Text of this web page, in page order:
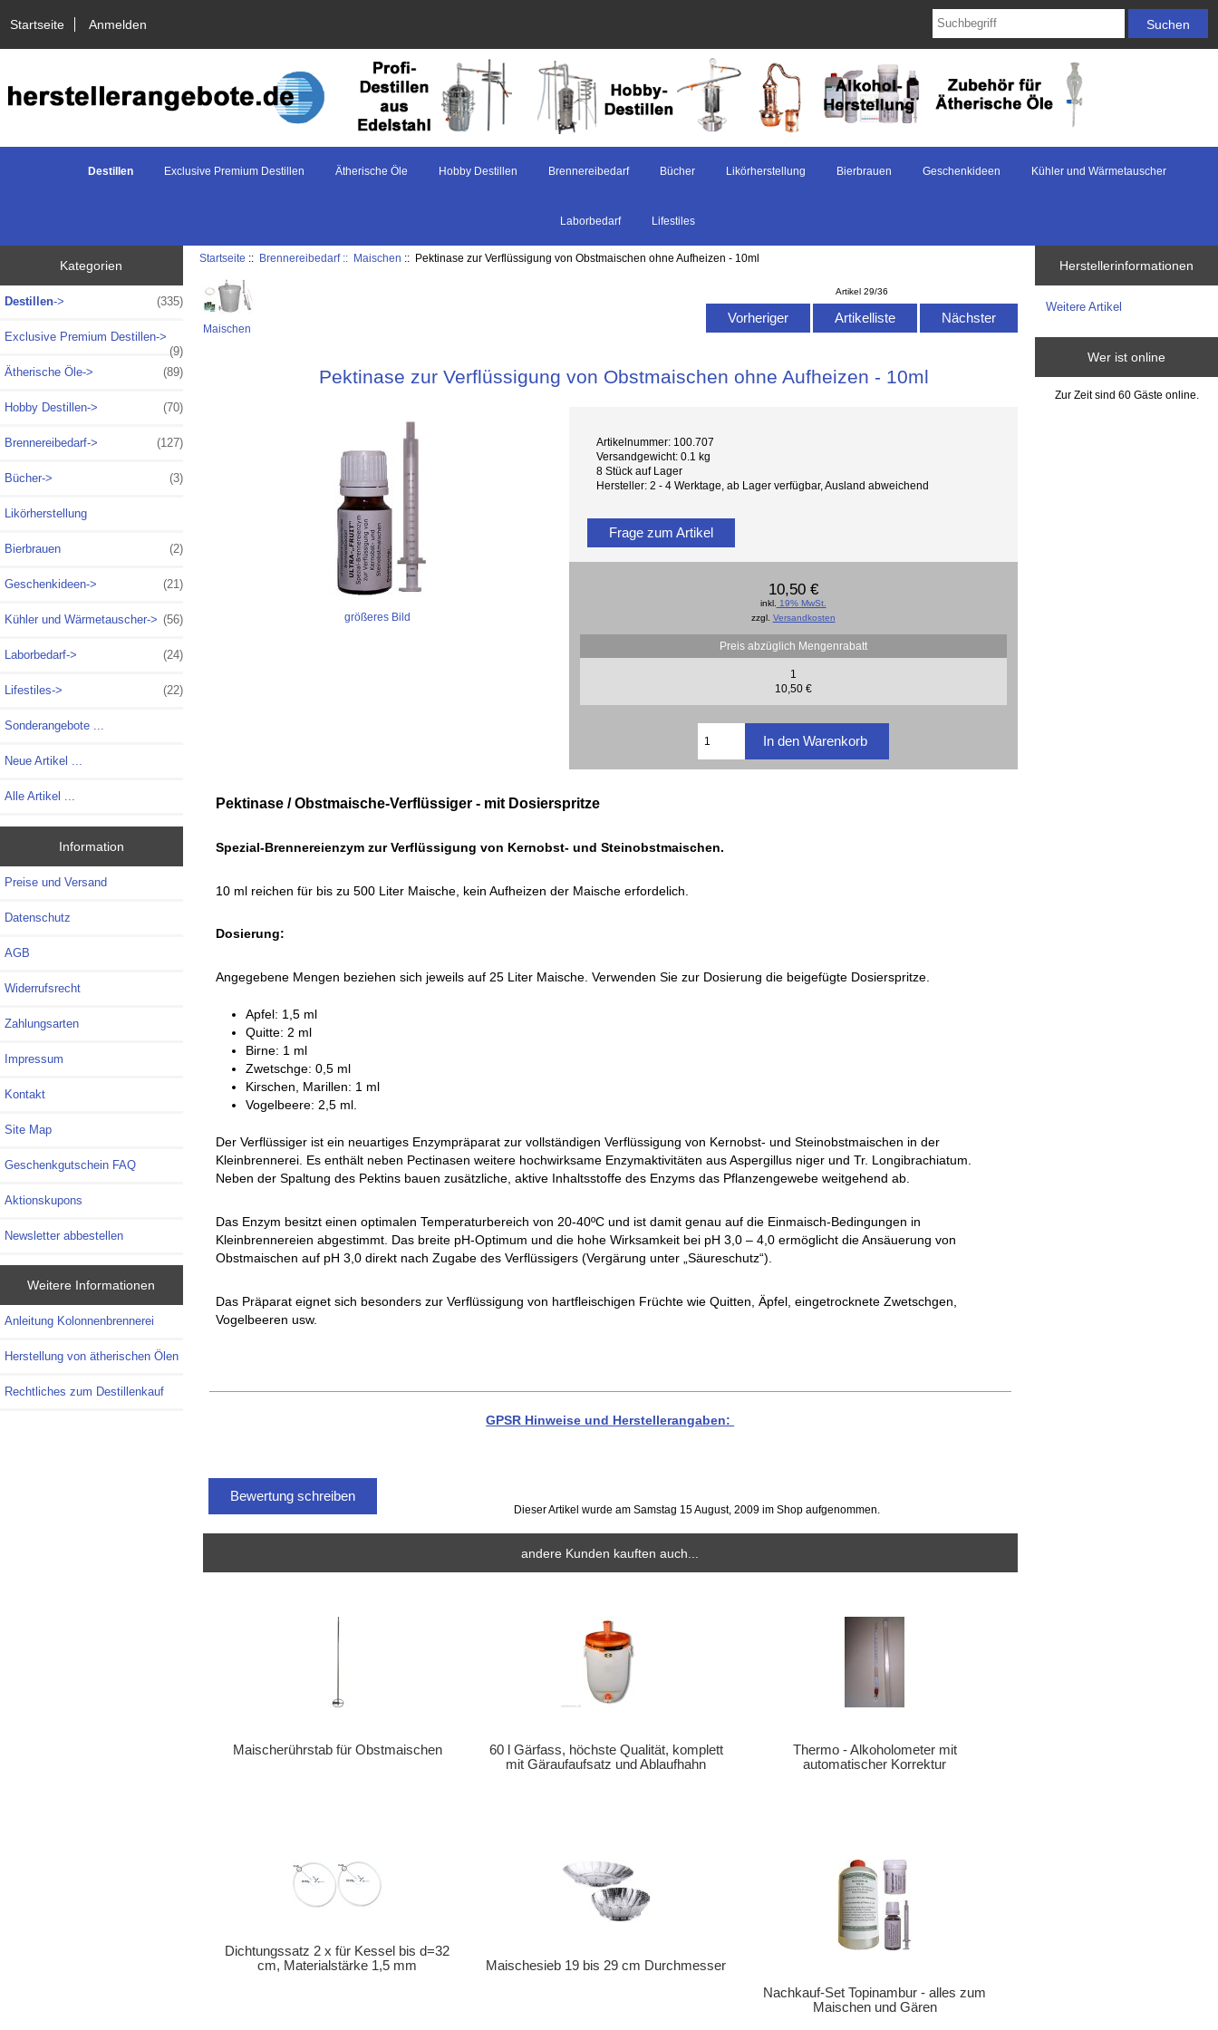
Startseite Anmelden
Destillen Exclusive Premium Destillen Ätherische Öle Hobby Destillen Brennereibedarf Bücher Likörherstellung Bierbrauen Geschenkideen Kühler und Wärmetauscher
Laborbedarf Lifestiles
Kategorien
Destillen-> (335)
Exclusive Premium Destillen->
(9)
Ätherische Öle->
(89)
Hobby Destillen-> (70)
Brennereibedarf-> (127)
Bücher-> (3)
Likörherstellung
Bierbrauen (2)
Geschenkideen-> (21)
Kühler und Wärmetauscher-> (56)
Laborbedarf-> (24)
Lifestiles-> (22)
Sonderangebote ...
Neue Artikel ...
Alle Artikel ...
Information
Preise und Versand
Datenschutz
AGB
Widerrufsrecht
Zahlungsarten
Impressum
Kontakt
Site Map
Geschenkgutschein FAQ
Aktionskupons
Newsletter abbestellen
Weitere Informationen
Anleitung Kolonnenbrennerei
Herstellung von ätherischen Ölen
Rechtliches zum Destillenkauf
Startseite :: Brennereibedarf :: Maischen :: Pektinase zur Verflüssigung von Obstmaischen ohne Aufheizen - 10ml
Maischen
Artikel 29/36
Vorheriger Artikelliste Nächster
Pektinase zur Verflüssigung von Obstmaischen ohne Aufheizen - 10ml
größeres Bild
Artikelnummer: 100.707
Versandgewicht: 0.1 kg
8 Stück auf Lager
Hersteller: 2 - 4 Werktage, ab Lager verfügbar, Ausland abweichend
Frage zum Artikel
10,50 €
inkl.
19% MwSt.
zzgl. Versandkosten
Preis abzüglich Mengenrabatt
1
10,50 €
Pektinase / Obstmaische-Verflüssiger - mit Dosierspritze
Spezial-Brennereienzym zur Verflüssigung von Kernobst- und Steinobstmaischen.
10 ml reichen für bis zu 500 Liter Maische, kein Aufheizen der Maische erfordelich.
Dosierung:
Angegebene Mengen beziehen sich jeweils auf 25 Liter Maische. Verwenden Sie zur Dosierung die beigefügte Dosierspritze.
Apfel: 1,5 ml
Quitte: 2 ml
Birne: 1 ml
Zwetschge: 0,5 ml
Kirschen, Marillen: 1 ml
Vogelbeere: 2,5 ml.
Der Verflüssiger ist ein neuartiges Enzympräparat zur vollständigen Verflüssigung von Kernobst- und Steinobstmaischen in der
Kleinbrennerei. Es enthält neben Pectinasen weitere hochwirksame Enzymaktivitäten aus Aspergillus niger und Tr. Longibrachiatum.
Neben der Spaltung des Pektins bauen zusätzliche, aktive Inhaltsstoffe des Enzyms das Pflanzengewebe weitgehend ab.
Das Enzym besitzt einen optimalen Temperaturbereich von 20-40ºC und ist damit genau auf die Einmaisch-Bedingungen in
Kleinbrennereien abgestimmt. Das breite pH-Optimum und die hohe Wirksamkeit bei pH 3,0 – 4,0 ermöglicht die Ansäuerung von
Obstmaischen auf pH 3,0 direkt nach Zugabe des Verflüssigers (Vergärung unter „Säureschutz“).
Das Präparat eignet sich besonders zur Verflüssigung von hartfleischigen Früchte wie Quitten, Äpfel, eingetrocknete Zwetschgen,
Vogelbeeren usw.
GPSR Hinweise und Herstellerangaben:
Bewertung schreiben
Dieser Artikel wurde am Samstag 15 August, 2009 im Shop aufgenommen.
andere Kunden kauften auch...
Maischerührstab für Obstmaischen
60 l Gärfass, höchste Qualität, komplett
mit Gäraufaufsatz und Ablaufhahn
Thermo - Alkoholometer mit
automatischer Korrektur
Dichtungssatz 2 x für Kessel bis d=32
cm, Materialstärke 1,5 mm
Maischesieb 19 bis 29 cm Durchmesser
Nachkauf-Set Topinambur - alles zum
Maischen und Gären
Herstellerinformationen
Weitere Artikel
Wer ist online
Zur Zeit sind 60 Gäste online.